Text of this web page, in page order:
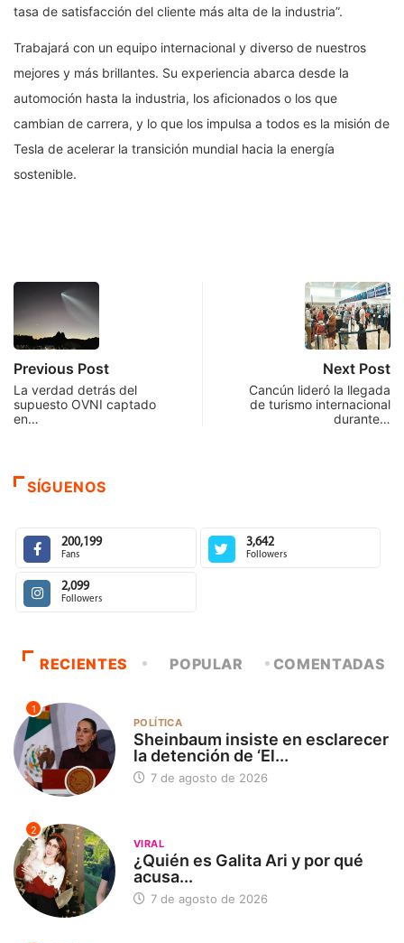
tasa de satisfacción del cliente más alta de la industria”.
Trabajará con un equipo internacional y diverso de nuestros
mejores y más brillantes. Su experiencia abarca desde la
automoción hasta la industria, los aficionados o los que
cambian de carrera, y lo que los impulsa a todos es la misión de
Tesla de acelerar la transición mundial hacia la energía
sostenible.
Previous Post
La verdad detrás del
supuesto OVNI captado
en…
Next Post
Cancún lideró la llegada
de turismo internacional
durante…
SÍGUENOS
200,199
Fans
3,642
Followers
2,099
Followers
RECIENTES POPULAR COMENTADAS
1
POLÍTICA
Sheinbaum insiste en esclarecer
la detención de ‘El...
7 de agosto de 2026
2
VIRAL
¿Quién es Galita Ari y por qué
acusa...
7 de agosto de 2026